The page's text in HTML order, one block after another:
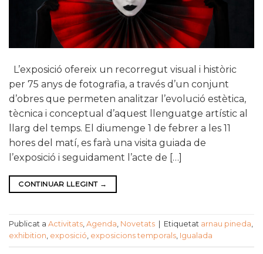
L’exposició ofereix un recorregut visual i històric
per 75 anys de fotografia, a través d’un conjunt
d’obres que permeten analitzar l’evolució estètica,
tècnica i conceptual d’aquest llenguatge artístic al
llarg del temps. El diumenge 1 de febrer a les 11
hores del matí, es farà una visita guiada de
l’exposició i seguidament l’acte de […]
CONTINUAR LLEGINT →
Publicat a Activitats, Agenda, Novetats Etiquetat arnau pineda,
exhibition, exposició, exposicions temporals, Igualada